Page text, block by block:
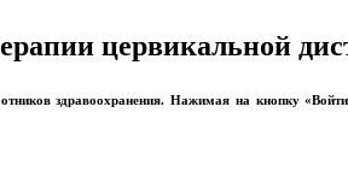
цервикальной
здравоохранения. Нажимая на кнопку